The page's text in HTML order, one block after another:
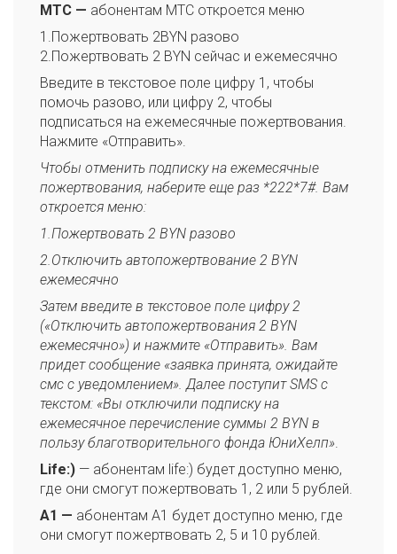
МТС — абонентам МТС откроется меню
1.Пожертвовать 2BYN разово
2.Пожертвовать 2 BYN сейчас и ежемесячно
Введите в текстовое поле цифру 1, чтобы
помочь разово, или цифру 2, чтобы
подписаться на ежемесячные пожертвования.
Нажмите «Отправить».
Чтобы отменить подписку на ежемесячные
пожертвования, наберите еще раз *222*7#. Вам
откроется меню:
1.Пожертвовать 2 BYN разово
2.Отключить автопожертвование 2 BYN
ежемесячно
Затем введите в текстовое поле цифру 2
(«Отключить автопожертвования 2 BYN
ежемесячно») и нажмите «Отправить». Вам
придет сообщение «заявка принята, ожидайте
смс с уведомлением». Далее поступит SMS с
текстом: «Вы отключили подписку на
ежемесячное перечисление суммы 2 BYN в
пользу благотворительного фонда ЮниХелп».
Life:) — абонентам life:) будет доступно меню,
где они смогут пожертвовать 1, 2 или 5 рублей.
A1 — абонентам A1 будет доступно меню, где
они смогут пожертвовать 2, 5 и 10 рублей.